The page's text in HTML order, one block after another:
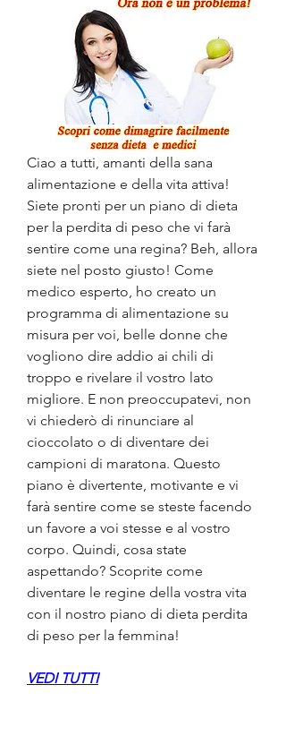
Ciao a tutti, amanti della sana
alimentazione e della vita attiva!
Siete pronti per un piano di dieta
per la perdita di peso che vi farà
sentire come una regina? Beh, allora
siete nel posto giusto! Come
medico esperto, ho creato un
programma di alimentazione su
misura per voi, belle donne che
vogliono dire addio ai chili di
troppo e rivelare il vostro lato
migliore. E non preoccupatevi, non
vi chiederò di rinunciare al
cioccolato o di diventare dei
campioni di maratona. Questo
piano è divertente, motivante e vi
farà sentire come se steste facendo
un favore a voi stesse e al vostro
corpo. Quindi, cosa state
aspettando? Scoprite come
diventare le regine della vostra vita
con il nostro piano di dieta perdita
di peso per la femmina!
VEDI TUTTI